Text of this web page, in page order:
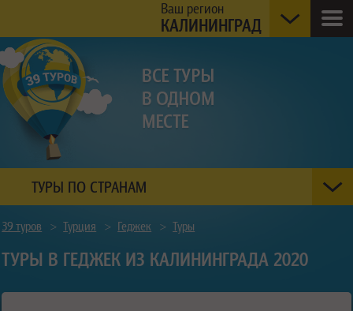
Ваш регион
КАЛИНИНГРАД
ТУРЫ ПО СТРАНАМ
39 туров > Турция > Геджек > Туры
ТУРЫ В ГЕДЖЕК ИЗ КАЛИНИНГРАДА 2020